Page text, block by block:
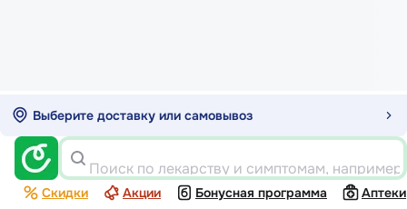
Выберите доставку или самовывоз
Поиск по лекарству и симптомам,
Скидки Акции Бонусная программа
Аптеки